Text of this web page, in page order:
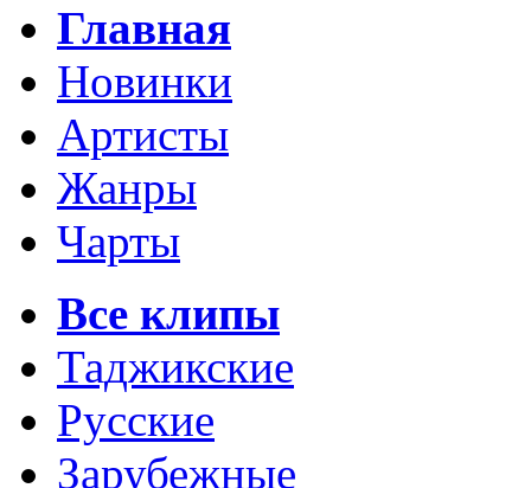
Главная
Новинки
Артисты
Жанры
Чарты
Все клипы
Таджикские
Русские
Зарубежные